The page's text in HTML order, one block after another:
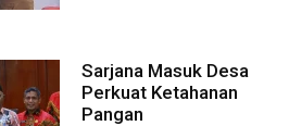
Sarjana Masuk Desa
Perkuat Ketahanan
Pangan